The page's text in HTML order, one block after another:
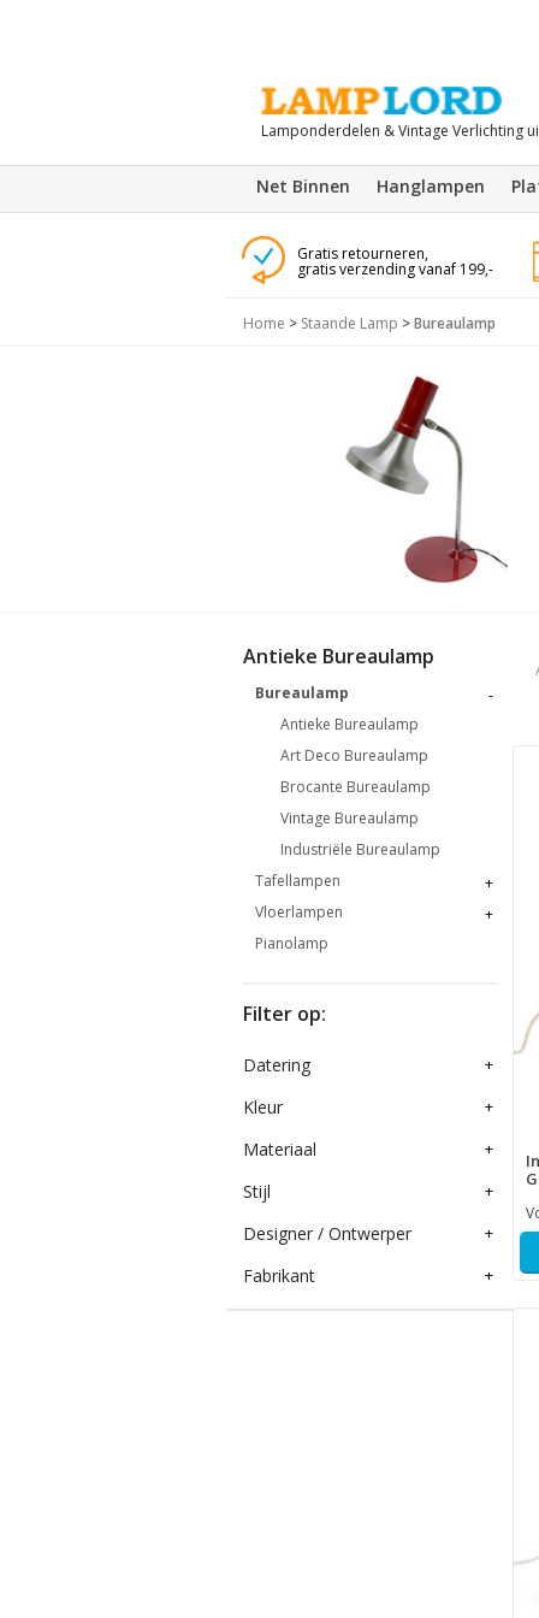
Lamponderdelen & Vintage Verlichting
Net Binnen Hanglampen
Gratis retourneren,
gratis verzending vanaf 199,-
Home > Staande Lamp >Bureaulamp
Antieke Bureaulamp
Bureaulamp
-
Antieke Bureaulamp
Art Deco Bureaulamp
Brocante Bureaulamp
Vintage Bureaulamp
Industriële Bureaulamp
Tafellampen
+
Vloerlampen
+
Pianolamp
Filter op:
+
Datering
+
Kleur
+
Materiaal
+
Stijl
+
Designer / Ontwerper
+
Fabrikant